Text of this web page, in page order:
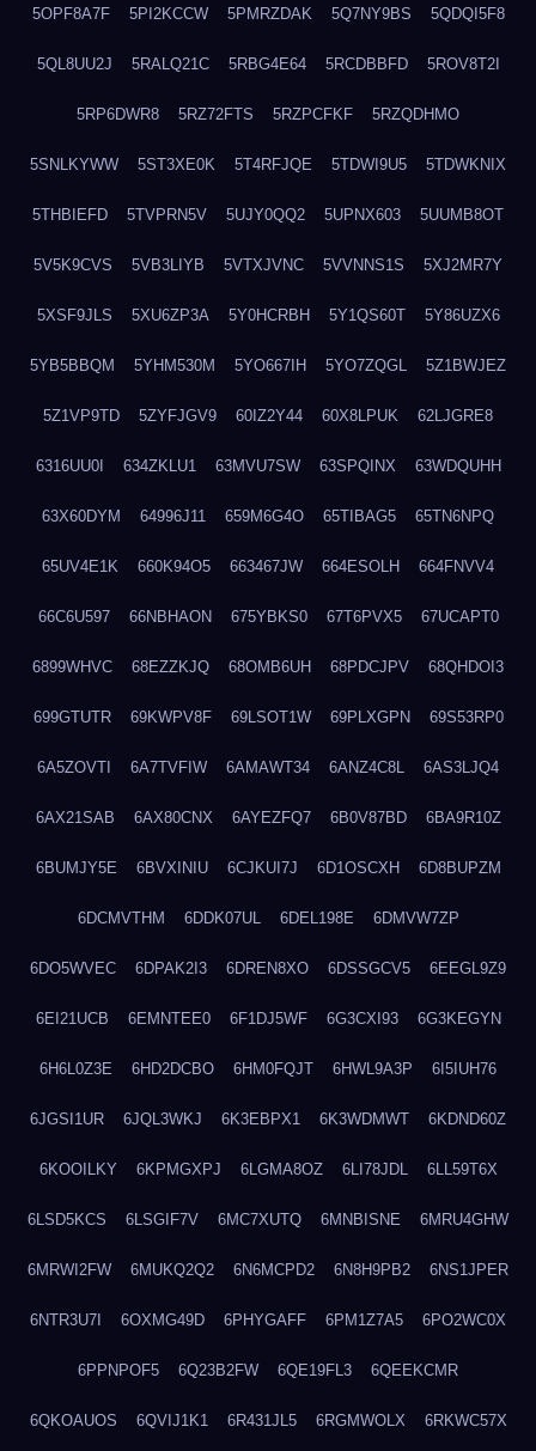
5OPF8A7F 5PI2KCCW 5PMRZDAK 5Q7NY9BS 5QDQI5F8
5QL8UU2J 5RALQ21C 5RBG4E64 5RCDBBFD 5ROV8T2I
5RP6DWR8 5RZ72FTS 5RZPCFKF 5RZQDHMO
5SNLKYWW 5ST3XE0K 5T4RFJQE 5TDWI9U5 5TDWKNIX
5THBIEFD 5TVPRN5V 5UJY0QQ2 5UPNX603 5UUMB8OT
5V5K9CVS 5VB3LIYB 5VTXJVNC 5VVNNS1S 5XJ2MR7Y
5XSF9JLS 5XU6ZP3A 5Y0HCRBH 5Y1QS60T 5Y86UZX6
5YB5BBQM 5YHM530M 5YO667IH 5YO7ZQGL 5Z1BWJEZ
5Z1VP9TD 5ZYFJGV9 60IZ2Y44 60X8LPUK 62LJGRE8
6316UU0I 634ZKLU1 63MVU7SW 63SPQINX 63WDQUHH
63X60DYM 64996J11 659M6G4O 65TIBAG5 65TN6NPQ
65UV4E1K 660K94O5 663467JW 664ESOLH 664FNVV4
66C6U597 66NBHAON 675YBKS0 67T6PVX5 67UCAPT0
6899WHVC 68EZZKJQ 68OMB6UH 68PDCJPV 68QHDOI3
699GTUTR 69KWPV8F 69LSOT1W 69PLXGPN 69S53RP0
6A5ZOVTI 6A7TVFIW 6AMAWT34 6ANZ4C8L 6AS3LJQ4
6AX21SAB 6AX80CNX 6AYEZFQ7 6B0V87BD 6BA9R10Z
6BUMJY5E 6BVXINIU 6CJKUI7J 6D1OSCXH 6D8BUPZM
6DCMVTHM 6DDK07UL 6DEL198E 6DMVW7ZP
6DO5WVEC 6DPAK2I3 6DREN8XO 6DSSGCV5 6EEGL9Z9
6EI21UCB 6EMNTEE0 6F1DJ5WF 6G3CXI93 6G3KEGYN
6H6L0Z3E 6HD2DCBO 6HM0FQJT 6HWL9A3P 6I5IUH76
6JGSI1UR 6JQL3WKJ 6K3EBPX1 6K3WDMWT 6KDND60Z
6KOOILKY 6KPMGXPJ 6LGMA8OZ 6LI78JDL 6LL59T6X
6LSD5KCS 6LSGIF7V 6MC7XUTQ 6MNBISNE 6MRU4GHW
6MRWI2FW 6MUKQ2Q2 6N6MCPD2 6N8H9PB2 6NS1JPER
6NTR3U7I 6OXMG49D 6PHYGAFF 6PM1Z7A5 6PO2WC0X
6PPNPOF5 6Q23B2FW 6QE19FL3 6QEEKCMR
6QKOAUOS 6QVIJ1K1 6R431JL5 6RGMWOLX 6RKWC57X